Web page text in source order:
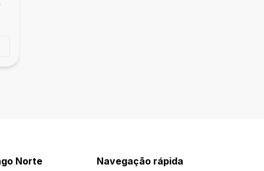
Norte Navegação rápida